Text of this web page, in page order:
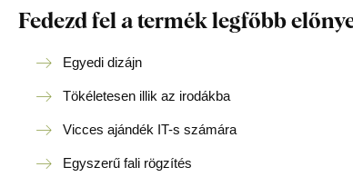
Fedezd fel a termék legfőbb
Egyedi dizájn
Tökéletesen illik az irodákba
Vicces ajándék IT-s számára
Egyszerű fali rögzítés